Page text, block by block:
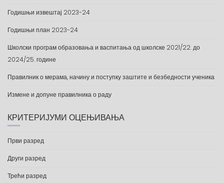
Годишњи извештај 2023-24
Годишњи план 2023-24
Школски програм образовања и васпитања од школске 2021/22. до
2024/25. године
Правилник о мерама, начину и поступку заштите и безбедности ученика
Измене и допуне правилника о раду
КРИТЕРИЈУМИ ОЦЕЊИВАЊА
Први разред
Други разред
Трећи разред